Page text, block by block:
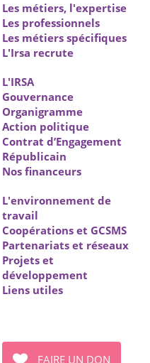
Les métiers, l'expertise
Les professionnels
Les métiers spécifiques
L'Irsa recrute
L'IRSA
Gouvernance
Organigramme
Action politique
Contrat d’Engagement
Républicain
Nos financeurs
L'environnement de
travail
Coopérations et GCSMS
Partenariats et réseaux
Projets et
développement
Liens utiles
FAIRE UN DON